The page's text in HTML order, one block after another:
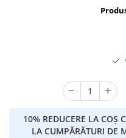
10% REDUCERE LA COȘ
LA CUMPĂRĂTURI DE